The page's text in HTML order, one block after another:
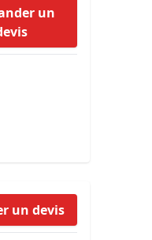
un
un devis